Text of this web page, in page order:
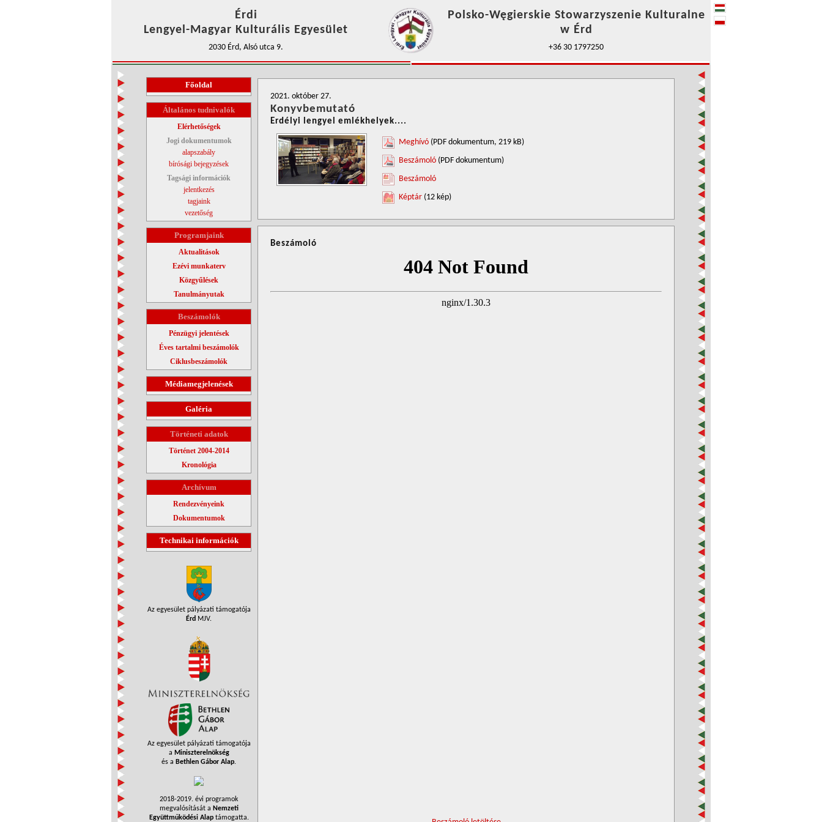
Érdi
Lengyel-Magyar Kulturális Egyesület
2030 Érd, Alsó utca 9.
Polsko-Węgierskie Stowarzyszenie Kulturalne
w Érd
+36 30 1797250
Főoldal
Általános tudnivalók
Elérhetőségek
Jogi dokumentumok
alapszabály
bírósági bejegyzések
Tagsági információk
jelentkezés
tagjaink
vezetőség
Programjaink
Aktualitások
Ezévi munkaterv
Közgyűlések
Tanulmányutak
Beszámolók
Pénzügyi jelentések
Éves tartalmi beszámolók
Ciklusbeszámolók
Médiamegjelenések
Galéria
Történeti adatok
Történet 2004-2014
Kronológia
Archívum
Rendezvényeink
Dokumentumok
Technikai információk
Az egyesület pályázati támogatója
Érd MJV.
Az egyesület pályázati támogatója
a Miniszterelnökség
és a Bethlen Gábor Alap.
2018-2019. évi programok
megvalósítását a Nemzeti
Együttműködési Alaptámogatta.
2021. október 27.
Konyvbemutató
Erdélyi lengyel emlékhelyek....
Meghívó (PDF dokumentum, 219 kB)
Beszámoló (PDF dokumentum)
Beszámoló
Képtár (12 kép)
Beszámoló